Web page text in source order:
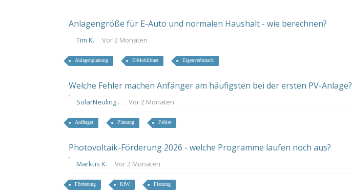
Anlagengröße für E-Auto und normalen Haushalt - wie berechnen?
Tim K. Vor 2 Monaten
Anlagenplanung E-Mobilitaet Eigenverbrauch
Welche Fehler machen Anfänger am häufigsten bei der ersten PV-Anlage?
SolarNeuling... Vor 2 Monaten
Anfänger Planung Fehler
Photovoltaik-Förderung 2026 - welche Programme laufen noch aus?
Markus K. Vor 2 Monaten
Förderung KfW Planung